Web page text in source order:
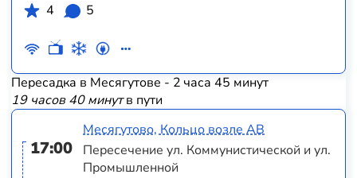
4
5
Пересадка в Месягутове - 2 часа 45 минут
19 часов 40 минутв пути
17:00
Месягутово, Кольцо возле АВ
Пересечение ул. Коммунистической и ул.
Промышленной